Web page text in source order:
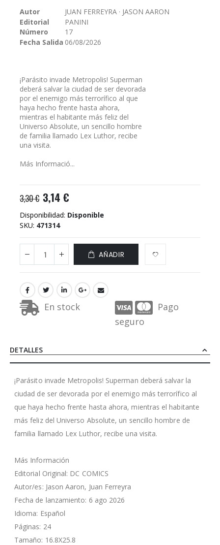
galería
imágenes
Autor
JUAN FERREYRA · JASON AARON
Editorial
PANINI
Número
17
Fecha Salida 06/08/2026
¡Parásito invade Metropolis! Superman
deberá salvar la ciudad de ser devorada
por el enemigo más terrorífico al que
haya hecho frente hasta ahora,
mientras el habitante más feliz del
Universo Absolute, un sencillo hombre
de familia llamado Lex Luthor, recibe
una visita.
Más Informació...
3,30 € 3,14 €
Disponibilidad: Disponible
SKU 471314
AÑADIR
En stock
Pago
seguro
DETALLES
¡Parásito invade Metropolis! Superman deberá salvar la
ciudad de ser devorada por el enemigo más terrorífico al
que haya hecho frente hasta ahora, mientras el habitante
más feliz del Universo Absolute, un sencillo hombre de
familia llamado Lex Luthor, recibe una visita.
Más Información
Editorial Original: DC COMICS
Autor/es: Jason Aaron, Juan Ferreyra
Fecha de lanzamiento: 6 ago 2026
Idioma: Español
Páginas: 24
Tamaño: 16.8X25.8